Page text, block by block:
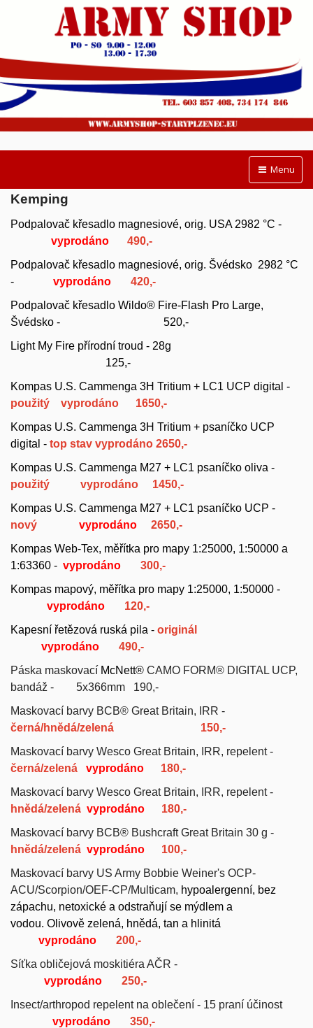
Menu
Kemping
Podpalovač křesadlo magnesiové, orig. USA 2982 °C -
vyprodáno
490,-
Podpalovač křesadlo magnesiové, orig. Švédsko 2982 °C
-
vyprodáno 420,-
Podpalovač křesadlo Wildo® Fire-Flash Pro Large,
Švédsko -
520,-
Light My Fire přírodní troud - 28g
125,-
Kompas U.S. Cammenga 3H Tritium + LC1 UCP digital -
použitý vyprodáno
1650,-
Kompas U.S. Cammenga 3H Tritium + psaníčko UCP
digital - top stav vyprodáno 2650,-
Kompas U.S. Cammenga M27 + LC1 psaníčko oliva -
použitý vyprodáno
1450,-
Kompas U.S. Cammenga M27 + LC1 psaníčko UCP -
nový
vyprodáno
2650,-
Kompas Web-Tex, měřítka pro mapy 1:25000, 1:50000 a
1:63360 - vyprodáno
300,-
Kompas mapový, měřítka pro mapy 1:25000, 1:50000 -
vyprodáno
120,-
Kapesní řetězová ruská pila - originál
vyprodáno
490,-
Páska maskovací McNett® CAMO FORM® DIGITAL UCP,
bandáž - 5x366mm 190,-
Maskovací barvy BCB® Great Britain, IRR -
černá/hnědá/zelená 150,-
Maskovací barvy Wesco Great Britain, IRR, repelent -
černá/zelená
vyprodáno
180,-
Maskovací barvy Wesco Great Britain, IRR, repelent -
hnědá/zelená vyprodáno
180,-
Maskovací barvy BCB® Bushcraft Great Britain 30 g -
hnědá/zelená vyprodáno
100,-
Maskovací barvy US Army Bobbie Weiner's OCP-
ACU/Scorpion/OEF-CP/Multicam, hypoalergenní, bez
zápachu, netoxické a odstraňují se mýdlem a
vodou. Olivově zelená, hnědá, tan a hlinitá
vyprodáno
200,-
Síťka obličejová moskitiéra AČR -
vyprodáno
250,-
Insect/arthropod repelent na oblečení - 15 praní účinost
vyprodáno
350,-